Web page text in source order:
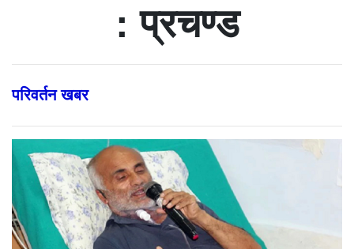
: प्रचण्ड
परिवर्तन खबर